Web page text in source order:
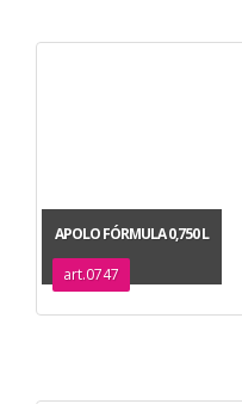
APOLO FÓRMULA 0,750 L
art.0747